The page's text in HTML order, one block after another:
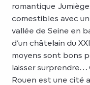
romantique
comestibles avec
vallée de Seine en
d’un châtelain du
moyens sont bons
laisser surprendre…
Rouen est une cité